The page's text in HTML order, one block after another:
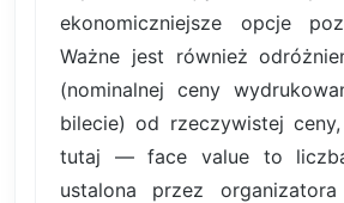
ekonomiczniejsze opcje
Ważne jest również
(nominalnej ceny
bilecie) od rzeczywistej
tutaj — face value to liczba
ustalona przez